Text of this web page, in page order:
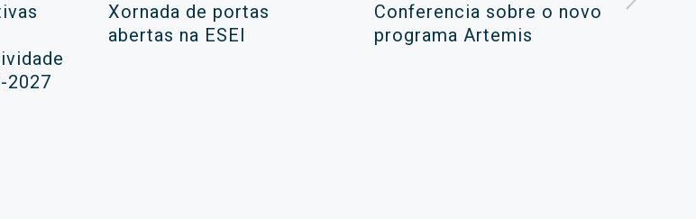
2027
Xornada de portas
abertas na ESEI
Conferencia sobre o novo
programa Artemis